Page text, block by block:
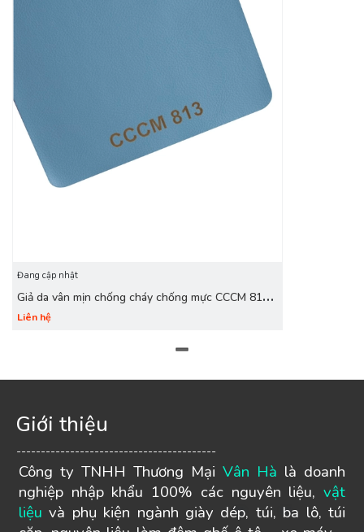
Đang cập nhật
Giả da vân mịn chống cháy chống mực CCCM 813
xanh da trời
Liên hệ
Giới thiệu
-----------------------------------------
Công ty TNHH Thương Mại Vân Hà là doanh
nghiệp nhập khẩu 100% các nguyên liệu, vật
liệu và phụ kiện ngành giày dép, túi, ba lô, túi